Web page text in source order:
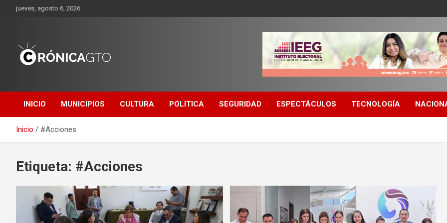
Saltarjueves, agosto 6, 2026
GUANAJUATO
INICIO MUNICIPIOS CULTURA POLITICA SEGURIDAD ESPECTÁCULOS TECNOLOGÍA
Inicio #Acciones
Etiqueta: #Acciones